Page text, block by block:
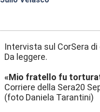
Intervista sul CorSera di
Da leggere.
«Mio fratello fu
Corriere della Sera20
(foto Daniela Tarantini)